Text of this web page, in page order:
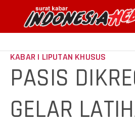
KABAR | LIPUTAN KHUSUS
PASIS
GELAR